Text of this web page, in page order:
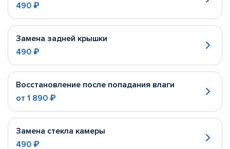
490 ₽
Замена задней крышки
490 ₽
Восстановление после попадания влаги
от 1 890 ₽
Замена стекла камеры
490 ₽